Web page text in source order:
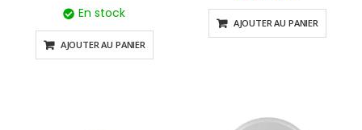
En stock
AJOUTER AU PANIER
AJOUTER AU PANIER